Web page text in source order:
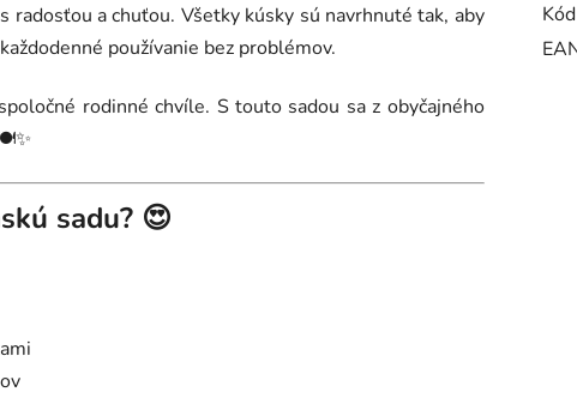
a chuťou. Všetky kúsky sú navrhnuté tak, aby
používanie bez problémov.
rodinné chvíle. S touto sadou sa z obyčajného
sadu? 😍